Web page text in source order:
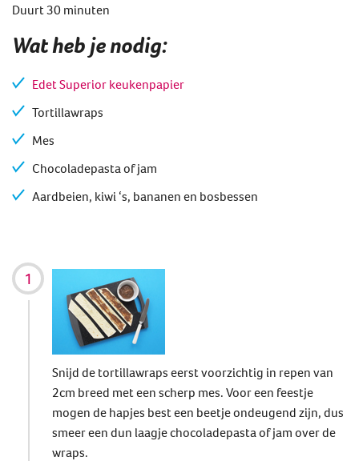
Duurt 30 minuten
Wat heb je nodig:
Edet Superior keukenpapier
Tortillawraps
Mes
Chocoladepasta of jam
Aardbeien, kiwi ‘s, bananen en bosbessen
Snijd de tortillawraps eerst voorzichtig in repen van
2cm breed met een scherp mes. Voor een feestje
mogen de hapjes best een beetje ondeugend zijn, dus
smeer een dun laagje chocoladepasta of jam over de
wraps.